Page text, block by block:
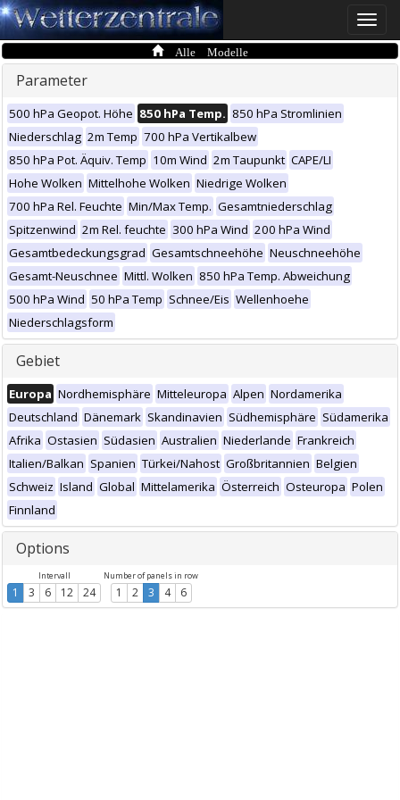
Toggle
Alle Modelle
Parameter
500 hPa Geopot. Höhe 850 hPa Temp. 850 hPa Stromlinien
Niederschlag 2m Temp 700 hPa Vertikalbew
850 hPa Pot. Äquiv. Temp 10m Wind 2m Taupunkt CAPE/LI
Hohe Wolken Mittelhohe Wolken Niedrige Wolken
700 hPa Rel. Feuchte Min/Max Temp. Gesamtniederschlag
Spitzenwind 2m Rel. feuchte 300 hPa Wind 200 hPa Wind
Gesamtbedeckungsgrad Gesamtschneehöhe Neuschneehöhe
Gesamt-Neuschnee Mittl. Wolken 850 hPa Temp. Abweichung
500 hPa Wind 50 hPa Temp Schnee/Eis Wellenhoehe
Niederschlagsform
Gebiet
Europa Nordhemisphäre Mitteleuropa Alpen Nordamerika
Deutschland Dänemark Skandinavien Südhemisphäre Südamerika
Afrika Ostasien Südasien Australien Niederlande Frankreich
Italien/Balkan Spanien Türkei/Nahost Großbritannien Belgien
Schweiz Island Global Mittelamerika Österreich Osteuropa Polen
Finnland
Options
Intervall
1 3 6 12 24
Number of panels in row
1 2 3 4 6